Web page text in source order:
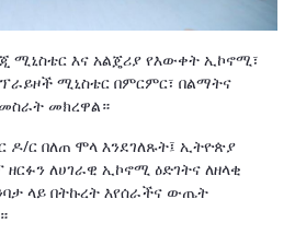
ሚኒስቴር እና አልጄሪያ የእውቀት ኢኮኖሚ፣
ሚኒስቴር በምርምር፣ በልማትና
መክረዋል።
ዶ/ር በለጠ ሞላ እንደገለጹት፤ ኢትዮጵያ
ለሀገራዊ ኢኮኖሚ ዕድገትና ለዘላቂ
ላይ በትኩረት እየሰራችና ውጤት